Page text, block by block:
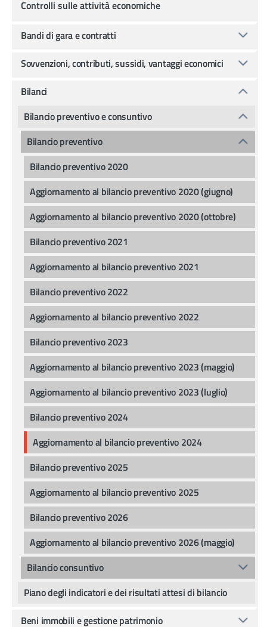
Controlli sulle attività economiche
Bandi di gara e contratti
Sovvenzioni, contributi, sussidi, vantaggi economici
Bilanci
Bilancio preventivo e consuntivo
Bilancio preventivo
Bilancio preventivo 2020
Aggiornamento al bilancio preventivo 2020 (giugno)
Aggiornamento al bilancio preventivo 2020 (ottobre)
Bilancio preventivo 2021
Aggiornamento al bilancio preventivo 2021
Bilancio preventivo 2022
Aggiornamento al bilancio preventivo 2022
Bilancio preventivo 2023
Aggiornamento al bilancio preventivo 2023 (maggio)
Aggiornamento al bilancio preventivo 2023 (luglio)
Bilancio preventivo 2024
Aggiornamento al bilancio preventivo 2024
Bilancio preventivo 2025
Aggiornamento al bilancio preventivo 2025
Bilancio preventivo 2026
Aggiornamento al bilancio preventivo 2026 (maggio)
Bilancio consuntivo
Piano degli indicatori e dei risultati attesi di bilancio
Beni immobili e gestione patrimonio